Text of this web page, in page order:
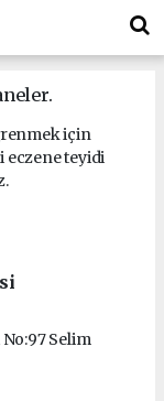
için
eczene teyidi
No:97 Selim